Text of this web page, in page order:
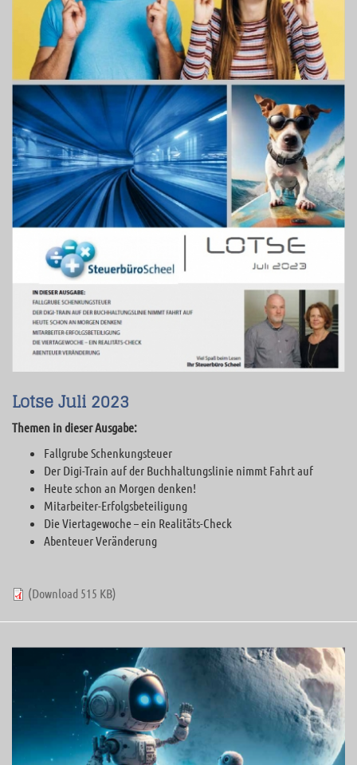
Lotse Juli 2023
Themen in dieser Ausgabe:
Fallgrube Schenkungsteuer
Der Digi-Train auf der Buchhaltungslinie nimmt Fahrt auf
Heute schon an Morgen denken!
Mitarbeiter-Erfolgsbeteiligung
Die Viertagewoche – ein Realitäts-Check
Abenteuer Veränderung
(Download 515 KB)